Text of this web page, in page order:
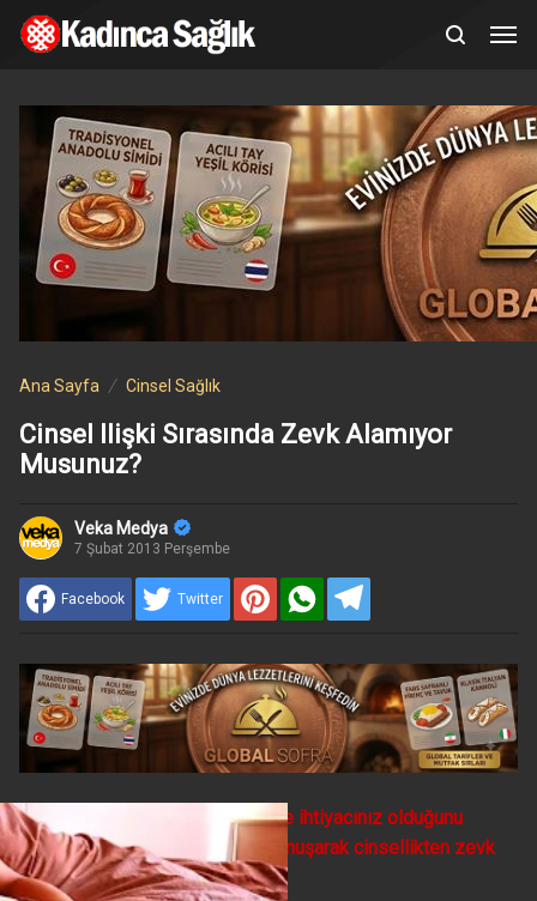
Ana Sayfa Cinsel Sağlık
Cinsel Ilişki Sırasında Zevk Alamıyor
Musunuz?
Veka Medya
7 Şubat 2013 Perşembe
Facebook Twitter
İlişkinizi değerlendirerek, neye ihtiyacınız olduğunu
söyleyerek, seks hakkında konuşarak cinsellikten zevk
almayı öğrenebilirsiniz.